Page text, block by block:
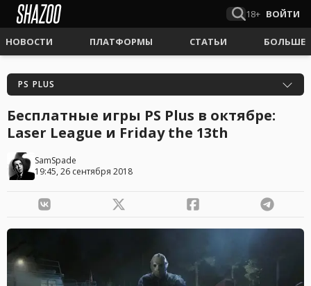
18+ ВОЙТИ
НОВОСТИ ПЛАТФОРМЫ СТАТЬИ БОЛЬШЕ
PS PLUS
Бесплатные игры PS Plus в октябре:
Laser League и Friday the 13th
SamSpade
19:45, 26 сентября 2018